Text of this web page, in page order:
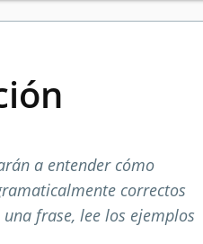
a entender cómo
correctos
una frase, lee los ejemplos